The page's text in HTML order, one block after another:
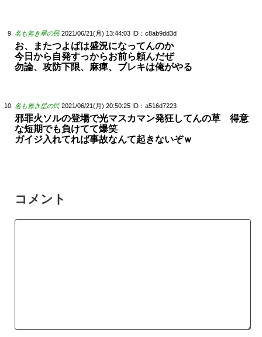
名も無き星の民 2021/06/21(月) 13:44:03 ID：c8ab9dd3d
お、またつよばは盛況になってんのか
今日から自発すっからお前ら頼んだぜ
勿論、攻防下限、麻痺、ブレキは俺がやる
名も無き星の民 2021/06/21(月) 20:50:25 ID：a516d7223
邪罪火ソルの登場で光マスカマン発狂してんの草 得意
な短期でも負けてて爆笑
ガイジ入れてれば事故なんて起きないぞｗ
コメント